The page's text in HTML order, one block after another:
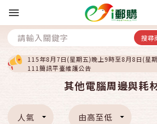
搜尋
115年8月7日(星期五)晚上9時至8月8日(星
111簡訊平臺維護公告
其他電腦周邊與耗
人氣 由高至低